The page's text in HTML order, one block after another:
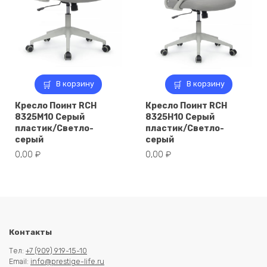
В корзину
Кресло Поинт RCH
8325M10 Серый
пластик/Светло-
серый
0,00 ₽
В корзину
Кресло Поинт RCH
8325H10 Серый
пластик/Светло-
серый
0,00 ₽
Контакты
Тел: +7 (909) 919-15-10
Email: info@prestige-life.ru